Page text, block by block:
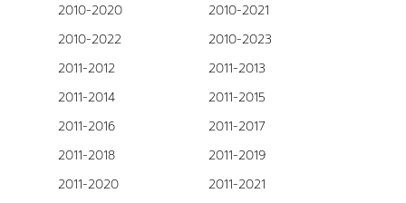
2010-2020
2010-2021
2010-2022
2010-2023
2011-2012
2011-2013
2011-2014
2011-2015
2011-2016
2011-2017
2011-2018
2011-2019
2011-2020
2011-2021